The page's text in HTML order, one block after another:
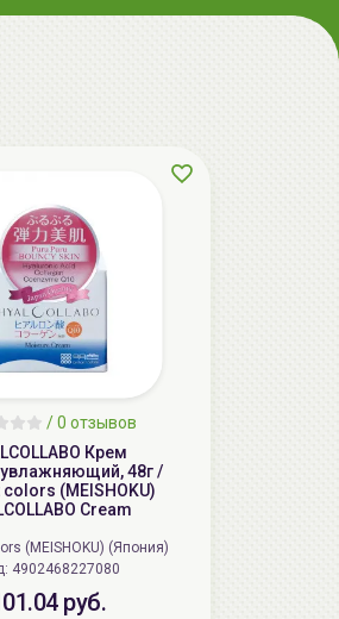
-26%
/0 отзывов
Крем
48г /
(MEISHOKU)
Cream
(MEISHOKU) (Япония)
Код: 4902468227080
руб.